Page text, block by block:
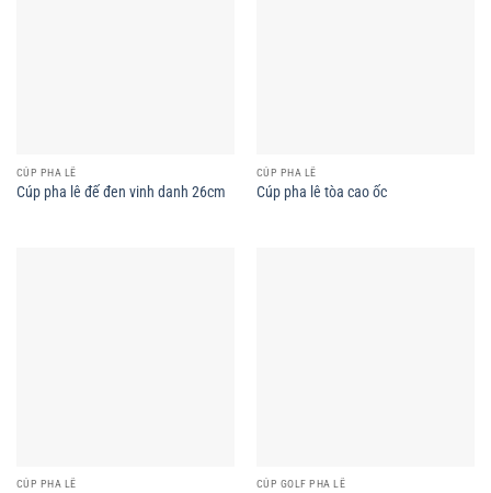
CÚP PHA LÊ
Cúp pha lê đế đen vinh danh 26cm
CÚP PHA LÊ
Cúp pha lê tòa cao ốc
CÚP PHA LÊ CÚP GOLF PHA LÊ